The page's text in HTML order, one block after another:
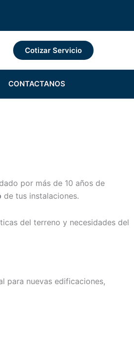
Cotizar Servicio
CONTACTANOS
por más de 10 años de
de tus instalaciones.
del terreno y necesidades del
para nuevas edificaciones,